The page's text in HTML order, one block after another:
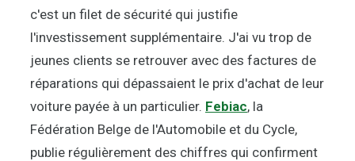
c'est un filet de sécurité qui justifie
l'investissement supplémentaire. J'ai vu trop de
jeunes clients se retrouver avec des factures de
réparations qui dépassaient le prix d'achat de leur
voiture payée à un particulier. Febiac, la
Fédération Belge de l'Automobile et du Cycle,
publie régulièrement des chiffres qui confirment